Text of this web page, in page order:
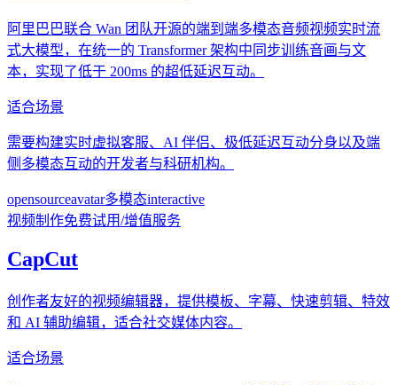
阿里巴巴联合 Wan 团队开源的端到端多模态音频视频实时流
式大模型，在统一的 Transformer 架构中同步训练音画与文
本，实现了低于 200ms 的超低延迟互动。
适合场景
需要构建实时虚拟客服、AI 伴侣、极低延迟互动分身以及端
侧多模态互动的开发者与科研机构。
opensourceavatar多模态interactive
视频制作免费试用/增值服务
CapCut
创作者友好的视频编辑器，提供模板、字幕、快速剪辑、特效
和 AI 辅助编辑，适合社交媒体内容。
适合场景